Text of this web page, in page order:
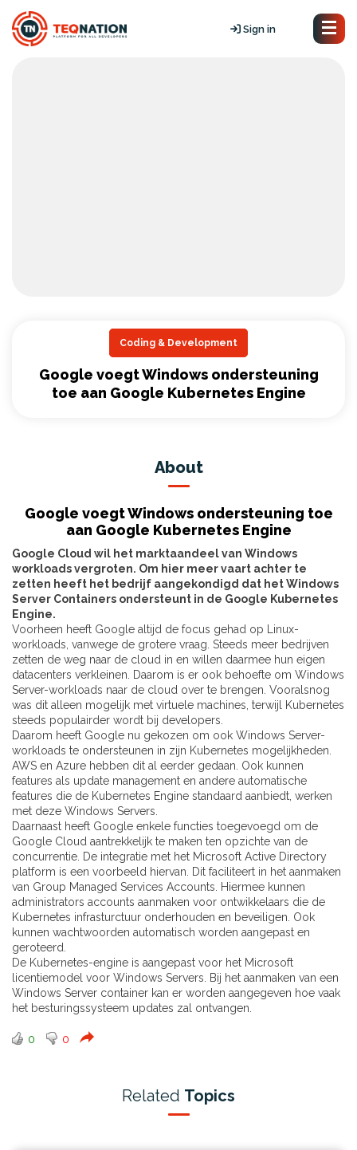
Sign in
Coding & Development
Google voegt Windows ondersteuning
toe aan Google Kubernetes Engine
About
Google voegt Windows ondersteuning toe
aan Google Kubernetes Engine
Google Cloud wil het marktaandeel van Windows
workloads vergroten. Om hier meer vaart achter te
zetten heeft het bedrijf aangekondigd dat het Windows
Server Containers ondersteunt in de Google Kubernetes
Engine.
Voorheen heeft Google altijd de focus gehad op Linux-
workloads, vanwege de grotere vraag. Steeds meer bedrijven
zetten de weg naar de cloud in en willen daarmee hun eigen
datacenters verkleinen. Daarom is er ook behoefte om Windows
Server-workloads naar de cloud over te brengen. Vooralsnog
was dit alleen mogelijk met virtuele machines, terwijl Kubernetes
steeds populairder wordt bij developers.
Daarom heeft Google nu gekozen om ook Windows Server-
workloads te ondersteunen in zijn Kubernetes mogelijkheden.
AWS en Azure hebben dit al eerder gedaan. Ook kunnen
features als update management en andere automatische
features die de Kubernetes Engine standaard aanbiedt, werken
met deze Windows Servers.
Daarnaast heeft Google enkele functies toegevoegd om de
Google Cloud aantrekkelijk te maken ten opzichte van de
concurrentie. De integratie met het Microsoft Active Directory
platform is een voorbeeld hiervan. Dit faciliteert in het aanmaken
van Group Managed Services Accounts. Hiermee kunnen
administrators accounts aanmaken voor ontwikkelaars die de
Kubernetes infrasturctuur onderhouden en beveiligen. Ook
kunnen wachtwoorden automatisch worden aangepast en
geroteerd.
De Kubernetes-engine is aangepast voor het Microsoft
licentiemodel voor Windows Servers. Bij het aanmaken van een
Windows Server container kan er worden aangegeven hoe vaak
het besturingssysteem updates zal ontvangen.
0 0
Related Topics